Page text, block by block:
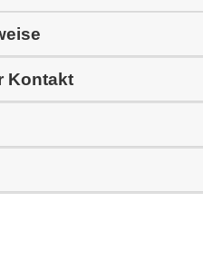
Kontakt